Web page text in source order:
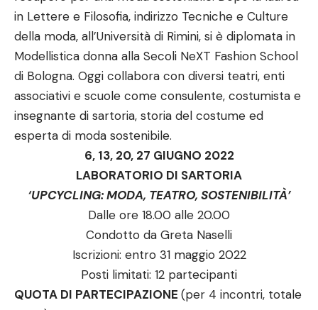
in Lettere e Filosofia, indirizzo Tecniche e Culture
della moda, all’Università di Rimini, si è diplomata in
Modellistica donna alla Secoli NeXT Fashion School
di Bologna. Oggi collabora con diversi teatri, enti
associativi e scuole come consulente, costumista e
insegnante di sartoria, storia del costume ed
esperta di moda sostenibile.
6, 13, 20, 27 GIUGNO 2022
LABORATORIO DI SARTORIA
‘UPCYCLING: MODA, TEATRO, SOSTENIBILITÀ’
Dalle ore 18.00 alle 20.00
Condotto da Greta Naselli
Iscrizioni: entro 31 maggio 2022
Posti limitati: 12 partecipanti
QUOTA DI PARTECIPAZIONE (per 4 incontri, totale